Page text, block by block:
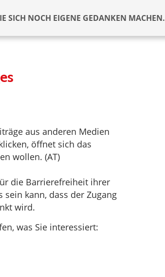
SICH NOCH EIGENE GEDANKEN MACHEN.
aus anderen Medien
öffnet sich das
wollen. (AT)
die Barrierefreiheit ihrer
kann, dass der Zugang
wird.
was Sie interessiert: